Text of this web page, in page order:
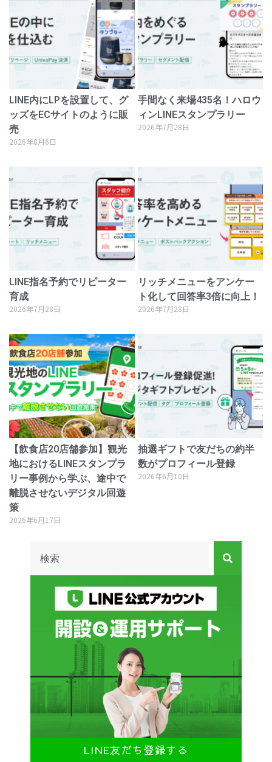
LINE内にLPを設置して、グ
ッズをECサイトのように販
売
2026年8月6日
手間なく来場435名！ハロウ
ィンLINEスタンプラリー
2026年7月28日
LINE指名予約でリピーター
育成
2026年7月28日
リッチメニューをアンケー
ト化して回答率3倍に向上！
2026年7月28日
【飲食店20店舗参加】観光
地におけるLINEスタンプラ
リー事例から学ぶ、途中で
離脱させないデジタル回遊
策
2026年6月17日
抽選ギフトで友だちの約半
数がプロフィール登録
2026年6月10日
LINE友だち登録する